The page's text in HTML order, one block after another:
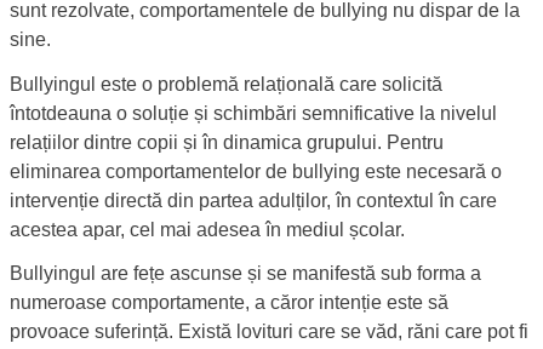
sunt rezolvate, comportamentele de bullying nu dispar de la
sine.
Bullyingul este o problemă relațională care solicită
întotdeauna o soluție și schimbări semnificative la nivelul
relațiilor dintre copii și în dinamica grupului. Pentru
eliminarea comportamentelor de bullying este necesară o
intervenție directă din partea adulților, în contextul în care
acestea apar, cel mai adesea în mediul școlar.
Bullyingul are fețe ascunse și se manifestă sub forma a
numeroase comportamente, a căror intenție este să
provoace suferință. Există lovituri care se văd, răni care pot fi